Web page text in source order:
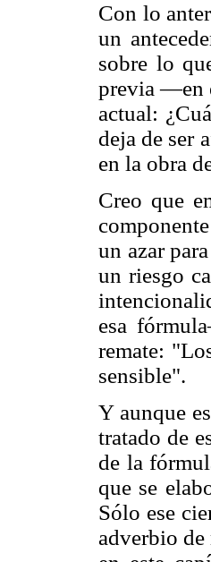
Con lo
un
sobre lo
previa —en
actual:
deja de ser
en la obra
Creo que
un azar
un riesgo
esa
remate:
sensible".
Y aunque
tratado de
de la
que se
Sólo ese
adverbio